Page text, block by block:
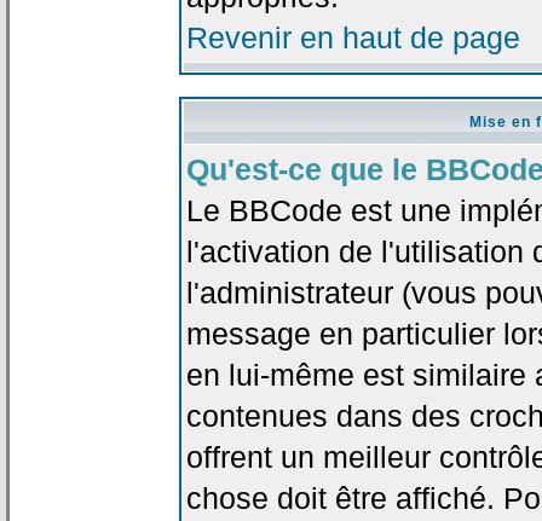
Revenir en haut de page
Mise en
Qu'est-ce que le
Le BBCode est une
l'activation de l'utilisation
l'administrateur (vous
message en particulier
en lui-même est similaire
contenues dans des
offrent un meilleur
chose doit être affiché.